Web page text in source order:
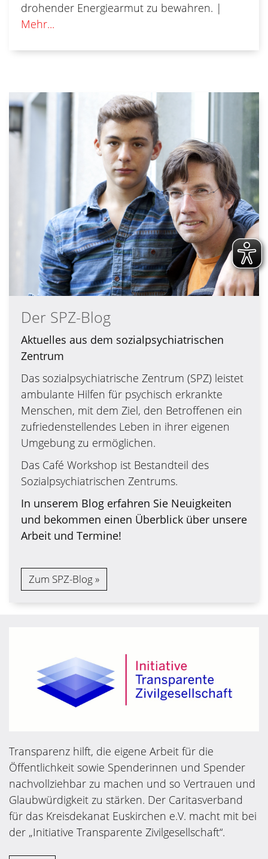
droh­ender Energiearmut zu bewahren. |
Mehr...
Der SPZ-Blog
Aktuelles aus dem sozialpsychiatrischen
Zentrum
Das sozialpsychiatrische Zentrum (SPZ) leistet
ambulante Hilfen für psychisch erkrankte
Menschen, mit dem Ziel, den Betroffenen ein
zufriedenstellendes Leben in ihrer eigenen
Umgebung zu ermöglichen.
Das Café Workshop ist Bestandteil des
Sozialpsychiatrischen Zentrums.
In unserem Blog erfahren Sie Neuigkeiten
und bekommen einen Überblick über unsere
Arbeit und Termine!
Zum SPZ-Blog
Transparenz hilft, die eigene Arbeit für die
Öffentlichkeit sowie Spenderinnen und Spender
nachvollziehbar zu machen und so Vertrauen und
Glaubwürdigkeit zu stärken. Der Caritasverband
für das Kreisdekanat Euskirchen e.V. macht mit bei
der „Initiative Transparente Zivilgesellschaft“.